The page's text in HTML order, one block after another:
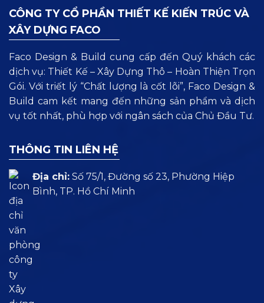
CÔNG TY CỔ PHẦN THIẾT KẾ KIẾN TRÚC VÀ
XÂY DỰNG FACO
Faco Design & Build cung cấp đến Quý khách các
dịch vụ: Thiết Kế – Xây Dựng Thô – Hoàn Thiện Trọn
Gói. Với triết lý “Chất lượng là cốt lõi”, Faco Design &
Build cam kết mang đến những sản phẩm và dịch
vụ tốt nhất, phù hợp với ngân sách của Chủ Đầu Tư.
THÔNG TIN LIÊN HỆ
Địa chỉ: Số 75/1, Đường số 23, Phường Hiệp
Bình, TP. Hồ Chí Minh